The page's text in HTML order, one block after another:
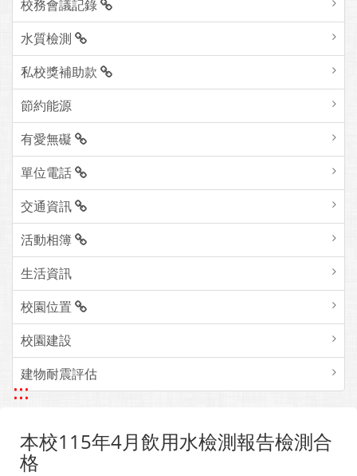
校務會議記錄
水質檢測
私校獎補助款
節約能源
有愛無礙
單位電話
交通資訊
活動相簿
生活資訊
校園位置
校園建設
建物耐震評估
:::
本校115年4月飲用水檢測報告檢測合
格